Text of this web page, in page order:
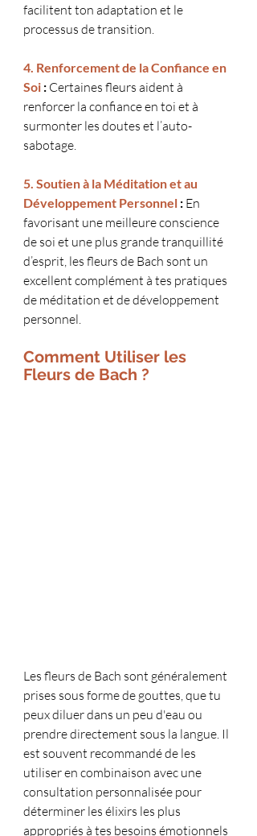
facilitent ton adaptation et le
processus de transition.
4. Renforcement de la Confiance en
Soi : Certaines fleurs aident à
renforcer la confiance en toi et à
surmonter les doutes et l’auto-
sabotage.
5. Soutien à la Méditation et au
Développement Personnel : En
favorisant une meilleure conscience
de soi et une plus grande tranquillité
d’esprit, les fleurs de Bach sont un
excellent complément à tes pratiques
de méditation et de développement
personnel.
Comment Utiliser les
Fleurs de Bach ?
Les fleurs de Bach sont généralement
prises sous forme de gouttes, que tu
peux diluer dans un peu d'eau ou
prendre directement sous la langue. Il
est souvent recommandé de les
utiliser en combinaison avec une
consultation personnalisée pour
déterminer les élixirs les plus
appropriés à tes besoins émotionnels